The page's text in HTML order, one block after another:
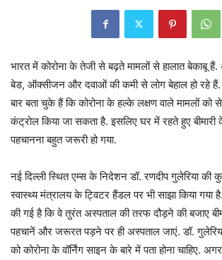
भारत में कोरोना के तेजी से बढ़ते मामलों से हालात बेकाबू
बेड, ऑक्सीजन और दवाओं की कमी से लोग बेहाल हो रहे हैं.
बार बता चुके हैं कि कोरोना के हल्के लक्षण वाले मामलों
कंट्रोल किया जा सकता है. इसलिए घर में रहते हुए
पहचानना बहुत जरूरी हो गया.
नई दिल्ली स्थित एम्स के निदेशन डॉ. रणदीप गुलेरिया की
स्वास्थ्य मंत्रालय के ट्विटर हैंडल पर भी साझा किया गया
की गई है कि वे तुरंत अस्पताल की तरफ दौड़ने की बजाए
पहचानें और जरूरत पड़ने पर ही अस्पताल जाएं. डॉ.
को कोरोना के वॉर्निंग साइन के बारे में पता होना चाहिए.